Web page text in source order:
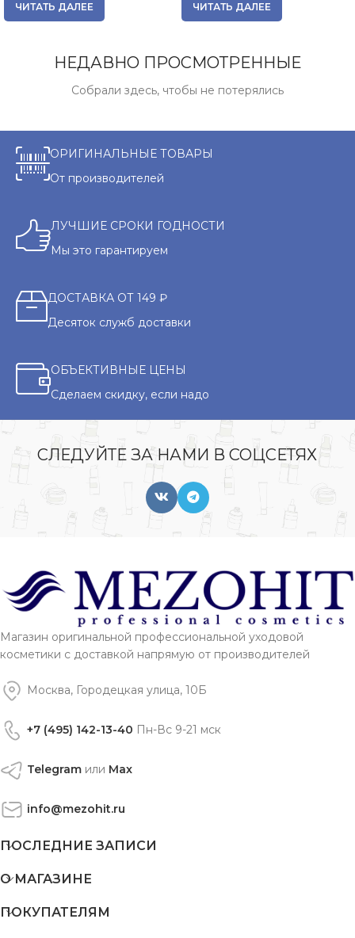
ЧИТАТЬ ДАЛЕЕ ЧИТАТЬ ДАЛЕЕ
НЕДАВНО ПРОСМОТРЕННЫЕ
Собрали здесь, чтобы не потерялись
ОРИГИНАЛЬНЫЕ ТОВАРЫ
От производителей
ЛУЧШИЕ СРОКИ ГОДНОСТИ
Мы это гарантируем
ДОСТАВКА ОТ 149 ₽
Десяток служб доставки
ОБЪЕКТИВНЫЕ ЦЕНЫ
Сделаем скидку, если надо
СЛЕДУЙТЕ ЗА НАМИ В СОЦСЕТЯХ
Магазин оригинальной профессиональной уходовой
косметики с доставкой напрямую от производителей
Москва, Городецкая улица, 10Б
+7 (495) 142-13-40 Пн-Вс 9-21 мск
Telegram или Max
info@mezohit.ru
ПОСЛЕДНИЕ ЗАПИСИ
О МАГАЗИНЕ
ПОКУПАТЕЛЯМ